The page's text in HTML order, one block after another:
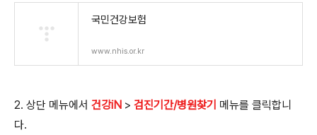
국민건강보험
www.nhis.or.kr
2. 상단 메뉴에서 건강iN > 검진기간/병원찾기 메뉴를 클릭합니
다.